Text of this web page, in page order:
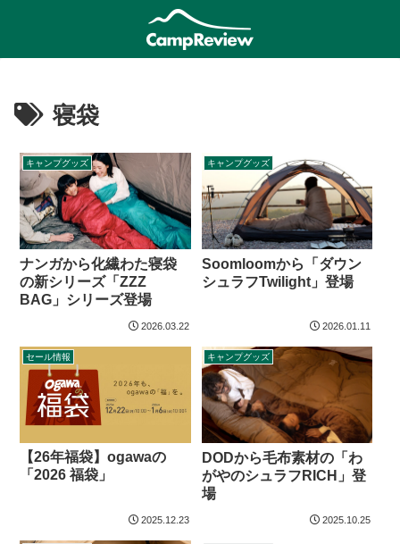
寝袋
キャンプグッズ
ナンガから化繊わた寝袋
の新シリーズ「ZZZ
BAG」シリーズ登場
2026.03.22
キャンプグッズ
Soomloomから「ダウン
シュラフTwilight」登場
2026.01.11
セール情報
【26年福袋】ogawaの
「2026 福袋」
2025.12.23
キャンプグッズ
DODから毛布素材の「わ
がやのシュラフRICH」登
場
2025.10.25